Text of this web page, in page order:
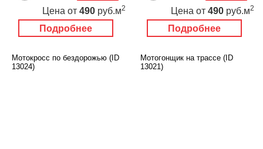
Подробнее
Цена от 490 руб.м2
Подробнее
Цена от 490 руб.м2
Мотокросс по бездорожью (ID
13024)
Мотогонщик на трассе (ID
13021)